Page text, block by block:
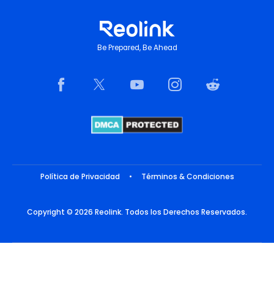
Be Prepared, Be Ahead
Política de Privacidad • Términos & Condiciones
Copyright © 2026 Reolink. Todos los Derechos Reservados.